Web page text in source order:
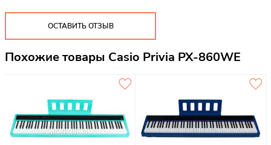
ОСТАВИТЬ ОТЗЫВ
Похожие товары Casio Privia PX-860WE